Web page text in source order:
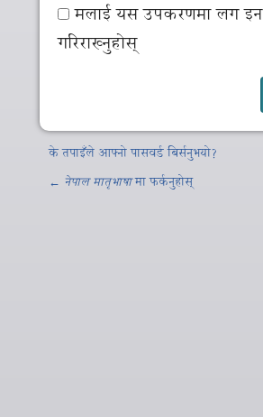
मलाई यस उपकरणमा लग इन
गरिराख्नुहोस्
के तपाइँले आफ्नो पासवर्ड बिर्सनुभयो?
← नेपाल मातृभाषामा फर्कनुहोस्